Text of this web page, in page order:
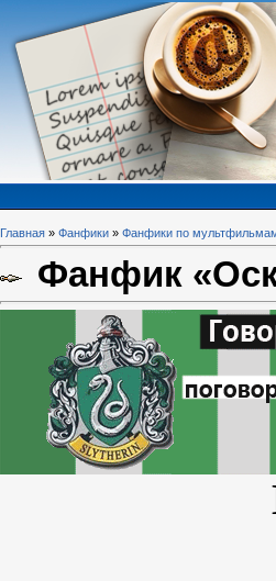
Главная » Фанфики » Фанфики по
Фанфик